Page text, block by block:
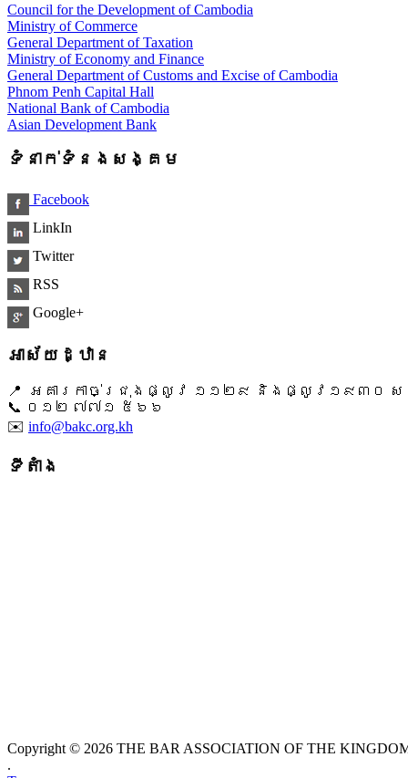
Council for the Development of Cambodia
Ministry of Commerce
General Department of Taxation
Ministry of Economy and Finance
General Department of Customs and Excise of Cambodia
Phnom Penh Capital Hall
National Bank of Cambodia
Asian Development Bank
ទំនាក់ទំនងសង្គម
Facebook
LinkIn
Twitter
RSS
Google+
អាស័យដ្ឋាន
📍 អគារកាច់ជ្រុងផ្លូវ ១១២៩ និងផ្លូវ១៩៣០ ស
📞 ​០១២ ៧៧១ ៥៦៦
✉️ info@bakc.org.kh
ទីតាំង
Copyright © 2026 THE BAR ASSOCIATION OF THE
.